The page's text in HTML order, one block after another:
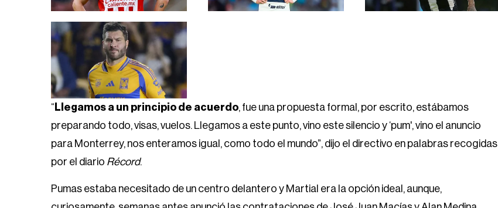
“ Llegamos a un principio de acuerdo , fue una propuesta formal, por escrito, estábamos
preparando todo, visas, vuelos. Llegamos a este punto, vino este silencio y ‘pum', vino el anuncio
para Monterrey, nos enteramos igual, como todo el mundo”, dijo el directivo en palabras recogidas
por el diario Récord.
Pumas estaba necesitado de un centro delantero y Martial era la opción ideal, aunque,